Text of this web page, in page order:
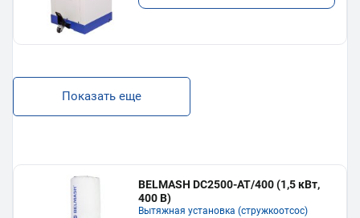
Показать еще
BELMASH DC2500-AT/400 (1,5 кВт,
400 В)
Вытяжная установка (стружкоотсос)